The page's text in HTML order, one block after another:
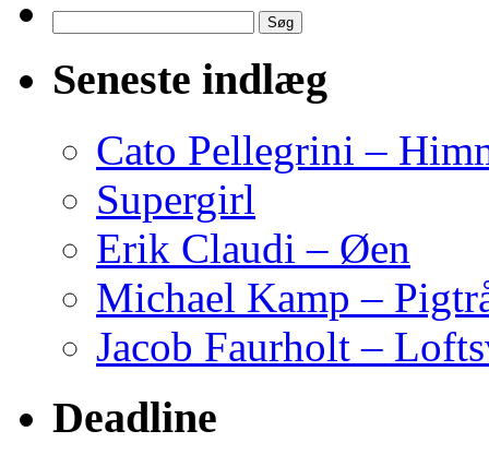
efter:
Seneste indlæg
Cato Pellegrini –
Supergirl
Erik Claudi – Øen
Michael Kamp –
Jacob Faurholt –
Deadline